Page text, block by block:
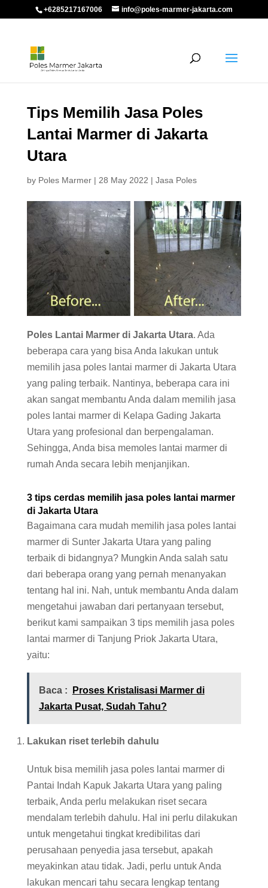
+6285217167006 info@poles-marmer-jakarta.com
Tips Memilih Jasa Poles
Lantai Marmer di Jakarta
Utara
by Poles Marmer| 28 May 2022 | Jasa Poles
Poles Lantai Marmer di Jakarta Utara. Ada
beberapa cara yang bisa Anda lakukan untuk
memilih jasa poles lantai marmer di Jakarta Utara
yang paling terbaik. Nantinya, beberapa cara ini
akan sangat membantu Anda dalam memilih jasa
poles lantai marmer di Kelapa Gading Jakarta
Utara yang profesional dan berpengalaman.
Sehingga, Anda bisa memoles lantai marmer di
rumah Anda secara lebih menjanjikan.
3 tips cerdas memilih jasa poles lantai marmer
di Jakarta Utara
Bagaimana cara mudah memilih jasa poles lantai
marmer di Sunter Jakarta Utara yang paling
terbaik di bidangnya? Mungkin Anda salah satu
dari beberapa orang yang pernah menanyakan
tentang hal ini. Nah, untuk membantu Anda dalam
mengetahui jawaban dari pertanyaan tersebut,
berikut kami sampaikan 3 tips memilih jasa poles
lantai marmer di Tanjung Priok Jakarta Utara,
yaitu:
Baca :
Proses Kristalisasi Marmer di
Jakarta Pusat, Sudah Tahu?
Lakukan riset terlebih dahulu
Untuk bisa memilih jasa poles lantai marmer di
Pantai Indah Kapuk Jakarta Utara yang paling
terbaik, Anda perlu melakukan riset secara
mendalam terlebih dahulu. Hal ini perlu dilakukan
untuk mengetahui tingkat kredibilitas dari
perusahaan penyedia jasa tersebut, apakah
meyakinkan atau tidak. Jadi, perlu untuk Anda
lakukan mencari tahu secara lengkap tentang